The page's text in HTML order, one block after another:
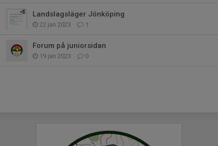
Landslagsläger Jönköping
22 jan 2023 1
Forum på juniorsidan
19 jan 2023 0